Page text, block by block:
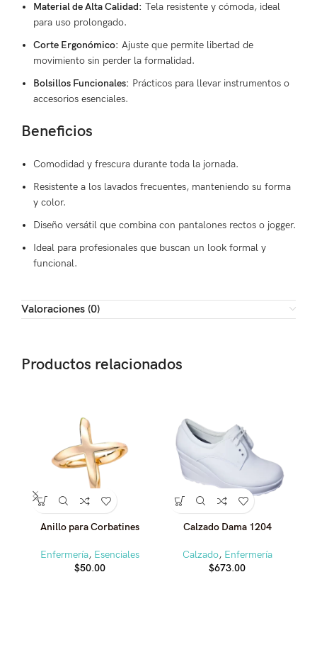
Material de Alta Calidad: Tela resistente y cómoda, ideal
para uso prolongado.
Corte Ergonómico: Ajuste que permite libertad de
movimiento sin perder la formalidad.
Bolsillos Funcionales: Prácticos para llevar instrumentos o
accesorios esenciales.
Beneficios
Comodidad y frescura durante toda la jornada.
Resistente a los lavados frecuentes, manteniendo su forma
y color.
Diseño versátil que combina con pantalones rectos o jogger.
Ideal para profesionales que buscan un look formal y
funcional.
Valoraciones (0)
Productos relacionados
Anillo para Corbatines
Enfermería, Esenciales
$50.00
Calzado Dama 1204
Calzado, Enfermería
$673.00